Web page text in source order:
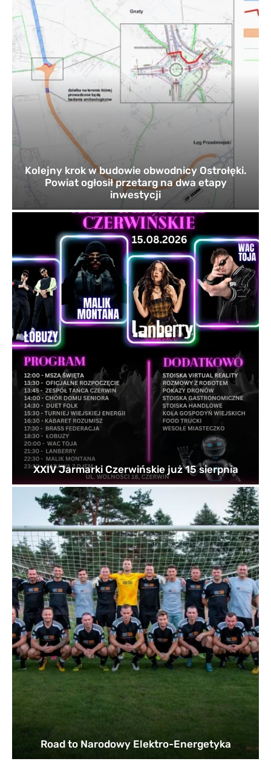
Kolejny krok w budowie obwodnicy Ostrołęki.
Powiat ogłosił przetarg na dwa etapy
inwestycji
XXIV Jarmarki Czerwińskie już 15 sierpnia
Road to Narodowy Elektro-Energetyka